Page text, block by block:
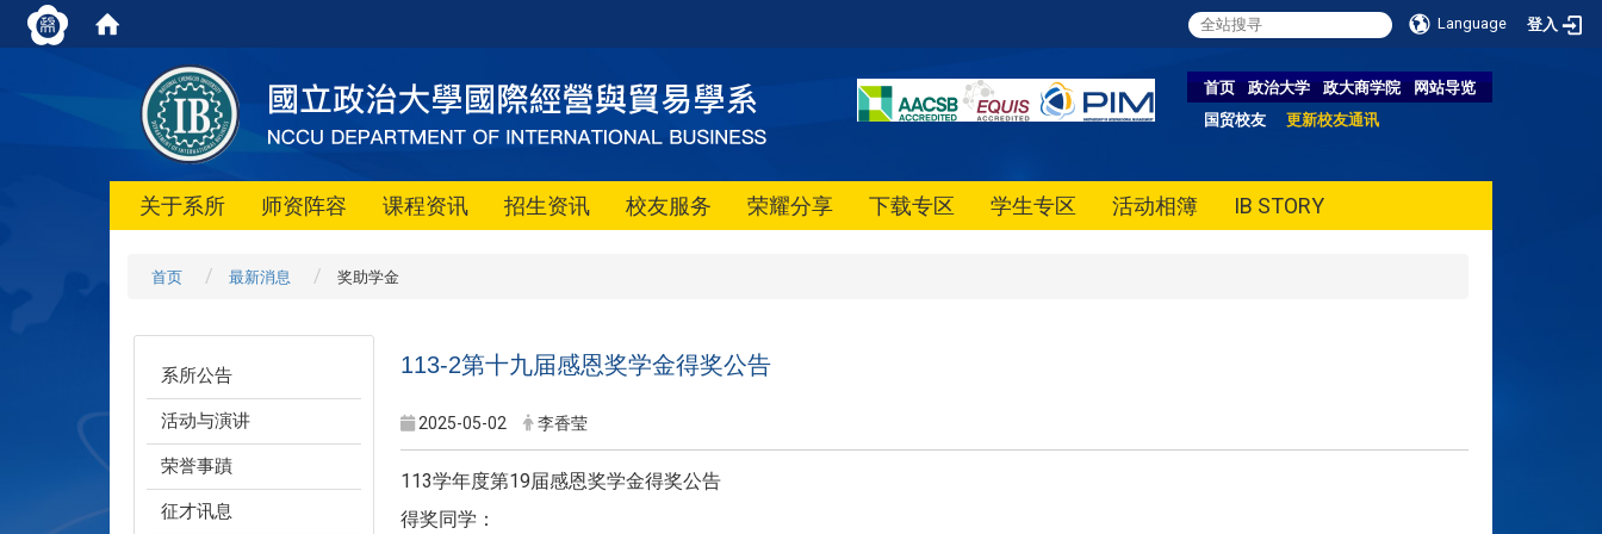
Language 登入
首页 政治大学 政大商学院
网站导览
国贸校友
更新校友通讯
关于系所 师资阵容 课程资讯 招生资讯 校友服务 荣耀分享 下载专区 学生专区 活动相簿 IB STORY
首页 最新消息 奖助学金
系所公告
活动与演讲
荣誉事蹟
征才讯息
113-2第十九届感恩奖学金得奖公告
2025-05-02 李香莹
113学年度第19届感恩奖学金得奖公告
得奖同学：